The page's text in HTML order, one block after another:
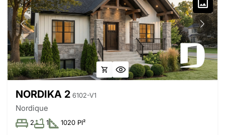
NORDIKA 2 6102-V1
Nordique
2 1 1020 PI²